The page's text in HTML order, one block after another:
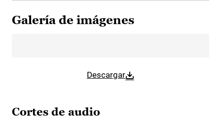
Galería de imágenes
Descargar
Cortes de audio